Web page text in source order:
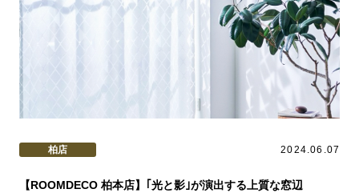
柏店 2024.06.07
【ROOMDECO 柏本店】｢光と影｣が演出する上質な窓辺